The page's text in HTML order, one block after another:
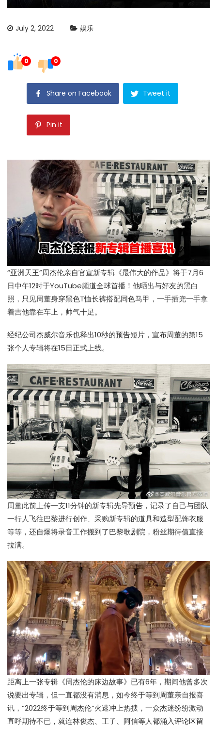
July 2, 2022 娱乐
0 0
Share on Facebook Tweet it
Pin it
“亚洲天王”周杰伦亲自官宣新专辑《最伟大的作品》将于7月6
日中午12时于YouTube频道全球首播！他晒出与好友的黑白
照，只见周董身穿黑色T恤长裤搭配同色马甲，一手插兜一手拿
着吉他靠在车上，帅气十足。
经纪公司杰威尔音乐也释出10秒的预告短片 ，宣布周董的第15
张个人专辑将在15日正式上线。
周董此前上传一支11分钟的新专辑先导预告，记录了自己与团队
一行人飞往巴黎进行创作、采购新专辑的道具和造型配饰衣服
等等，还自爆将录音工作搬到了巴黎歌剧院，粉丝期待值直接
拉满。
距离上一张专辑《周杰伦的床边故事》已有6年，期间他曾多次
说要出专辑，但一直都没有消息，如今终于等到周董亲自报喜
讯，“2022终于等到周杰伦”火速冲上热搜，一众杰迷纷纷激动
直呼期待不已，就连林俊杰、王子、阿信等人都涌入评论区留